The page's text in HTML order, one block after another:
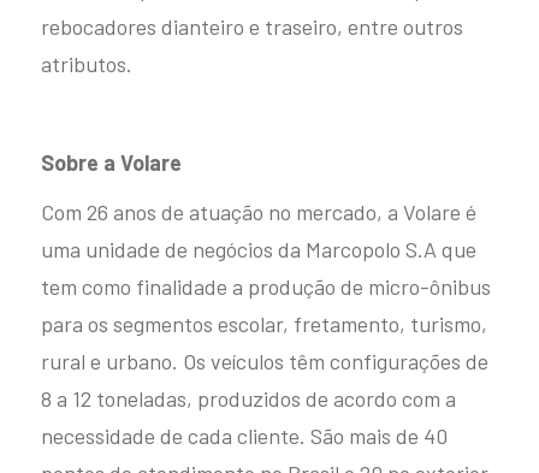
Explore
rebocadores dianteiro e traseiro, entre outros
atributos.
Sobre a Volare
Com 26 anos de atuação no mercado, a Volare é
uma unidade de negócios da Marcopolo S.A que
tem como finalidade a produção de micro-ônibus
para os segmentos escolar, fretamento, turismo,
rural e urbano. Os veículos têm configurações de
8 a 12 toneladas, produzidos de acordo com a
necessidade de cada cliente. São mais de 40